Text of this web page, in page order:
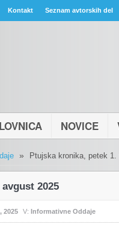
Kontakt Seznam avtorskih del
NOVICE
» Ptujska kronika, petek 1.
2025
2025 V: Informativne Oddaje